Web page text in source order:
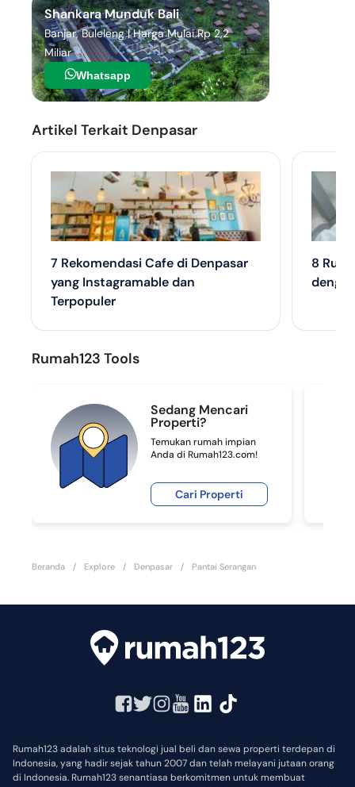
Shankara Munduk Bali
Banjar, Buleleng | Harga Mulai Rp 2,2
Miliar
Whatsapp
Artikel Terkait Denpasar
7 Rekomendasi Cafe di Denpasar
yang Instagramable dan
Terpopuler
8
Rumah123 Tools
Sedang Mencari
Properti?
Temukan rumah impian
Anda di Rumah123.com!
Cari Properti
Beranda / Explore / Denpasar / Pantai Serangan
Rumah123 adalah situs teknologi jual beli dan sewa properti terdepan di
Indonesia, yang hadir sejak tahun 2007 dan telah melayani jutaan orang
di Indonesia. Rumah123 senantiasa berkomitmen untuk membuat